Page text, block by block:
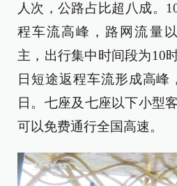
人次，公路占比超八成。
程车流高峰，路网流量
主，出行集中时间段为10
日短途返程车流形成高峰
日。七座及七座以下小型
可以免费通行全国高速。